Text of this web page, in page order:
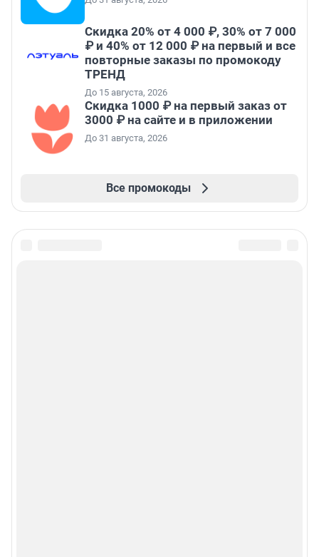
Скидка 20% от 4 000 ₽, 30% от 7 000
₽ и 40% от 12 000 ₽ на первый и все
повторные заказы по промокоду
ТРЕНД
До 15 августа, 2026
Скидка 1000 ₽ на первый заказ от
3000 ₽ на сайте и в приложении
До 31 августа, 2026
Все промокоды